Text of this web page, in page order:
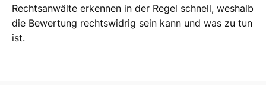
Rechtsanwälte erkennen in der Regel schnell, weshalb
die Bewertung rechtswidrig sein kann und was zu tun
ist.